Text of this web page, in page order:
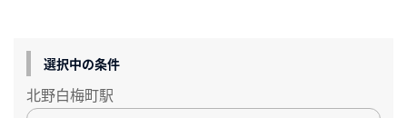
選択中の条件
北野白梅町駅